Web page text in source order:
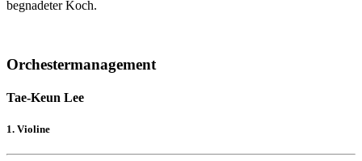
begnadeter Koch.
Orchestermanagement
Tae-Keun Lee
1. Violine